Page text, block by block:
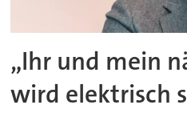
„Ihr und mein
wird elektrisch